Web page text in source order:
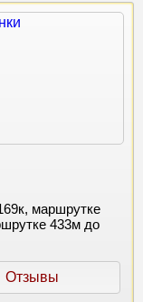
маршрутке
433м до
Отзывы